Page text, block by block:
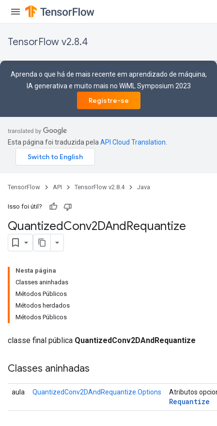
TensorFlow v2.8.4
Aprenda o que há de mais recente em aprendizado de máquina,
IA generativa e muito mais no WiML Symposium 2023
Registre-se
Esta página foi traduzida pela API Cloud Translation
TensorFlow API TensorFlow v2.8.4 Java
Isso foi útil?
QuantizedConv2DAndRequantize
Nesta página
Classes aninhadas
Métodos Públicos
Métodos herdados
Métodos Públicos
classe final pública QuantizedConv2DAndRequantize
Classes aninhadas
aula QuantizedConv2DAndRequantize.Options Atributos
Requantize